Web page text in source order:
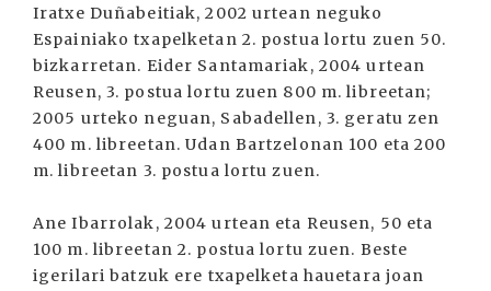
Iratxe Duñabeitiak, 2002 urtean neguko
Espainiako txapelketan 2. postua lortu zuen 50.
bizkarretan. Eider Santamariak, 2004 urtean
Reusen, 3. postua lortu zuen 800 m. libreetan;
2005 urteko neguan, Sabadellen, 3. geratu zen
400 m. libreetan. Udan Bartzelonan 100 eta 200
m. libreetan 3. postua lortu zuen.
Ane Ibarrolak, 2004 urtean eta Reusen, 50 eta
100 m. libreetan 2. postua lortu zuen. Beste
igerilari batzuk ere txapelketa hauetara joan